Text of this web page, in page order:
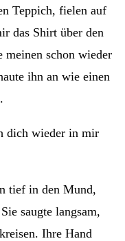
Teppich, fielen auf
das Shirt über den
schon wieder
ihn an wie einen
dich wieder in mir
tief in den Mund,
saugte langsam,
Ihre Hand